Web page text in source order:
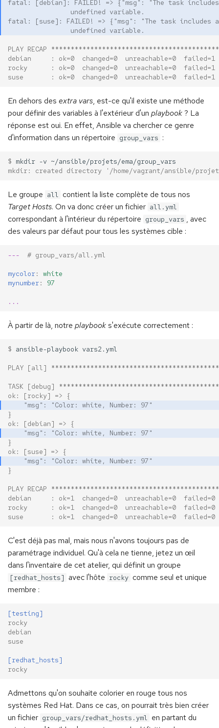
fatal: [debian]: FAILED! => {"msg": "The task
                undefined variable.
fatal: [suse]: FAILED! => {"msg": "The task includes
                undefined variable.
PLAY RECAP
debian     : ok=0  changed=0  unreachable=0  failed=1
rocky      : ok=0  changed=0  unreachable=0  failed=1
suse       : ok=0  changed=0  unreachable=0
En dehors des extra vars, est-ce qu'il existe une méthode
pour définir des variables à l'extérieur d'un playbook? La
réponse est oui. En effet, Ansible va chercher ce genre
d'information dans un répertoire group_vars :
$ mkdir -v
mkdir: created directory '/home/vagrant/ansible/
Le groupe all contient la liste complète de tous nos
Target Hosts. On va donc créer un fichier all.yml
correspondant à l'intérieur du répertoire group_vars , avec
des valeurs par défaut pour tous les systèmes cible :
--- # group_vars/all.yml
mycolor:
white
mynumber: 97
...
À partir de là, notre playbooks'exécute correctement :
$ ansible-playbook
PLAY [all]
TASK [debug]
ok: [rocky] => {
    "msg": "Color: white, Number: 97"
}
ok: [debian] => {
    "msg": "Color: white, Number: 97"
}
ok: [suse] => {
    "msg": "Color: white, Number: 97"
}
PLAY RECAP
debian     : ok=1  changed=0  unreachable=0  failed=0
rocky      : ok=1  changed=0  unreachable=0  failed=0
suse       : ok=1  changed=0  unreachable=0  failed=0
C'est déjà pas mal, mais nous n'avons toujours pas de
paramétrage individuel. Qu'à cela ne tienne, jetez un œil
dans l'inventaire de cet atelier, qui définit un groupe
[redhat_hosts] avec l'hôte rocky comme seul et unique
membre :
[testing]
rocky
debian
suse
[redhat_hosts]
rocky
Admettons qu'on souhaite colorier en rouge tous nos
systèmes Red Hat. Dans ce cas, on pourrait très bien créer
un fichier group_vars/redhat_hosts.yml en partant du